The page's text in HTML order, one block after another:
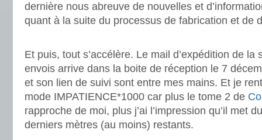
dernière nous abreuve de nouvelles et
quant à la suite du processus de fabrication et de
Et puis, tout s’accélère. Le mail d’expédition de la
envois arrive dans la boite de réception le 7
et son lien de suivi sont entre mes mains. Et je
mode IMPATIENCE*1000 car plus le tome 2 de
rapproche de moi, plus j’ai l’impression qu’il met
derniers mètres (au moins) restants.